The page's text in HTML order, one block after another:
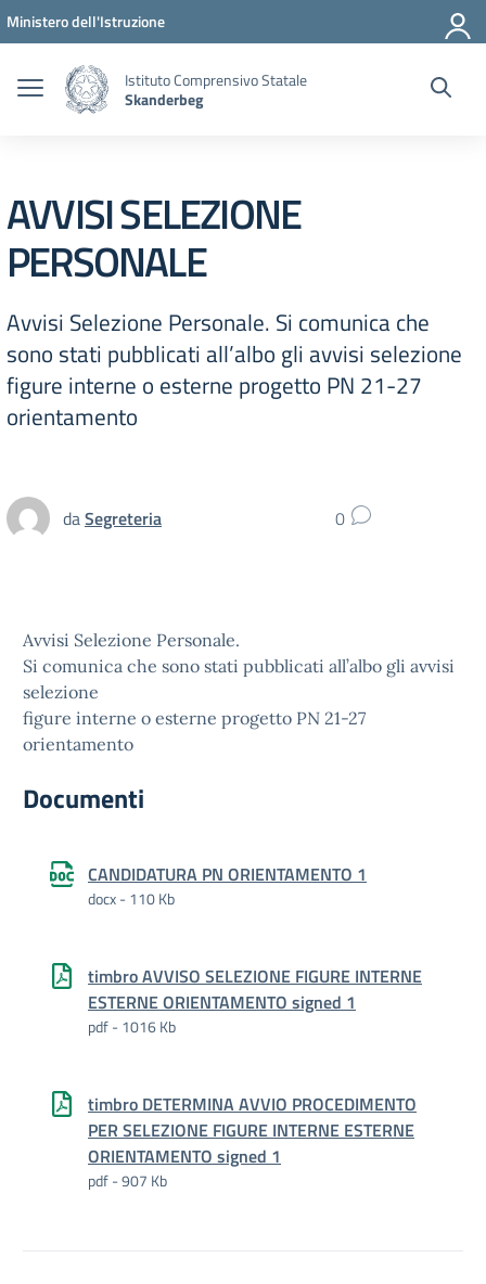
Vai ai contenuti
Vai al menu di navigazione
Vai al footer
Ministero dell'Istruzione
Istituto Comprensivo Statale
Skanderbeg
AVVISI SELEZIONE
PERSONALE
Avvisi Selezione Personale. Si comunica che
sono stati pubblicati all’albo gli avvisi selezione
figure interne o esterne progetto PN 21-27
orientamento
daSegreteria 0
Avvisi Selezione Personale.
Si comunica che sono stati pubblicati all’albo gli avvisi
selezione
figure interne o esterne progetto PN 21-27
orientamento
Documenti
CANDIDATURA PN ORIENTAMENTO 1
docx - 110 Kb
timbro AVVISO SELEZIONE FIGURE INTERNE
ESTERNE ORIENTAMENTO signed 1
pdf - 1016 Kb
timbro DETERMINA AVVIO PROCEDIMENTO
PER SELEZIONE FIGURE INTERNE ESTERNE
ORIENTAMENTO signed 1
pdf - 907 Kb